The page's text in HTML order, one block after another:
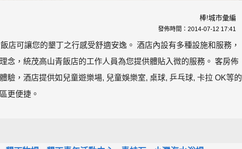
棒!城市彙編
發佈時間： 2014-07-12 17:41
店可讓您的墾丁之行感受舒適安逸。 酒店內設有多種設施和服務，
念，統茂高山青飯店的工作人員為您提供體貼入微的服務。 客房佈
驗，酒店提供如兒童遊樂場, 兒童娛樂室, 桌球, 乒乓球, 卡拉 OK等的
更便捷。